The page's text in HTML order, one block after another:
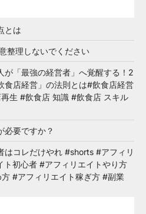
とは
整理しないでください
が「最強の経営者」へ覚醒する！2
食店経営」の法則とは#飲食店経営
生 #飲食店 知識 #飲食店 スキル
必要ですか？
はコレだけやれ #shorts #アフィリ
ト初心者 #アフィリエイトやり方
#アフィリエイト稼ぎ方 #副業